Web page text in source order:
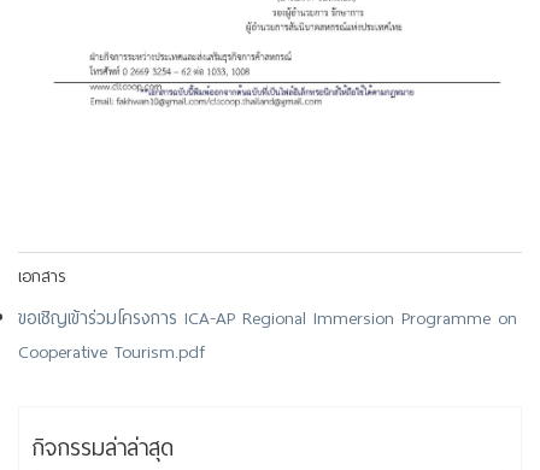
เอกสาร
ขอเชิญเข้าร่วมโครงการ ICA-AP Regional Immersion Programme on
Cooperative Tourism.pdf
กิจกรรมล่าล่าสุด